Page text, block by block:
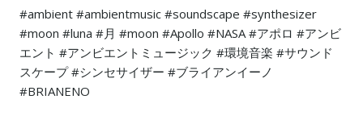
#ambient #ambientmusic #soundscape #synthesizer
#moon #luna #月 #moon #Apollo #NASA #アポロ #アンビ
エント #アンビエントミュージック #環境音楽 #サウンド
スケープ #シンセサイザー #ブライアンイーノ
#BRIANENO